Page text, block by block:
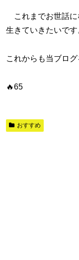
これまでお世話に
生きていきたいです
これからも当ブロ
🔥65
おすすめ